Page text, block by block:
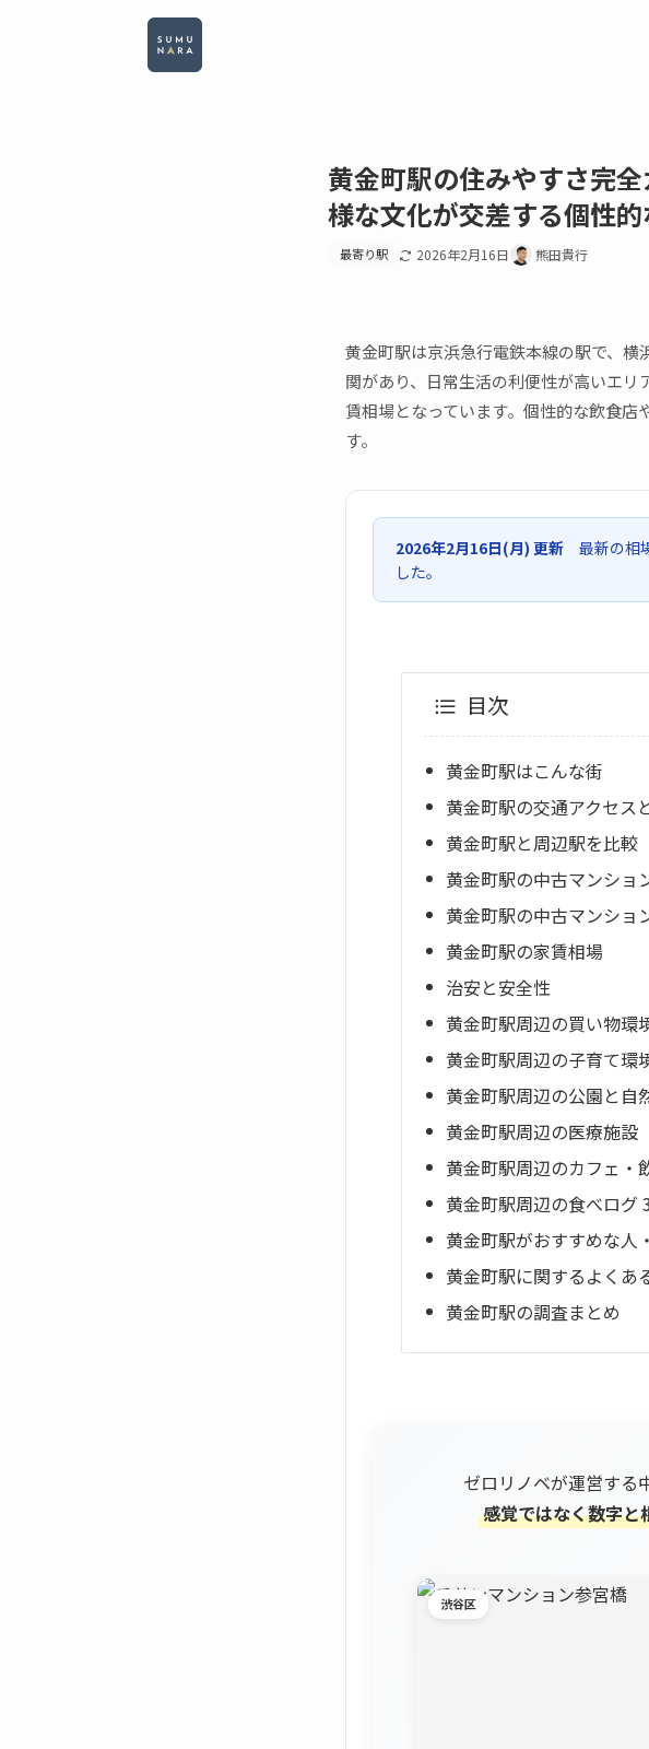
黄金町駅の住みやすさ完
様な文化が交差する個性
最寄り駅 2026年2月16日 熊田貴行
黄金町駅は京浜急行電鉄本線の駅で、
関があり、日常生活の利便性が高いエリ
賃相場となっています。個性的な飲食店
す。
2026年2月16日(月) 更新 最新の相
した。
目次
黄金町駅はこんな街
黄金町駅の交通アクセス
黄金町駅と周辺駅を比較
黄金町駅の中古マンショ
黄金町駅の中古マンショ
黄金町駅の家賃相場
治安と安全性
黄金町駅周辺の買い物環
黄金町駅周辺の子育て環
黄金町駅周辺の公園と自
黄金町駅周辺の医療施設
黄金町駅周辺のカフェ・
黄金町駅周辺の食べログ
黄金町駅がおすすめな人
黄金町駅に関するよくあ
黄金町駅の調査まとめ
ゼロリノベが運営する
感覚ではなく数字と
渋谷区